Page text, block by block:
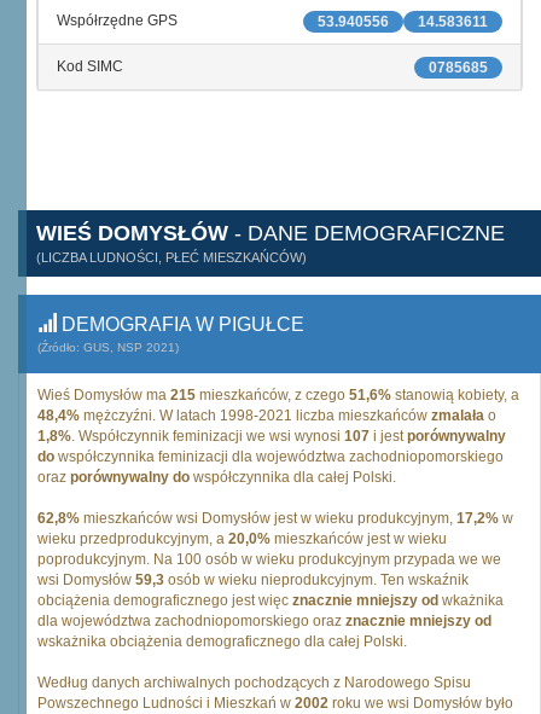
14.583611
53.940556
Współrzędne GPS
0785685
Kod SIMC
WIEŚ DOMYSŁÓW - DANE DEMOGRAFICZNE
(LICZBA LUDNOŚCI, PŁEĆ MIESZKAŃCÓW)
DEMOGRAFIA W PIGUŁCE
(Źródło: GUS, NSP 2021)
Wieś Domysłów ma 215 mieszkańców, z czego 51,6% stanowią kobiety, a
48,4% mężczyźni. W latach 1998-2021 liczba mieszkańców zmalała o
1,8%. Współczynnik feminizacji we wsi wynosi 107 i jestporównywalny
do współczynnika feminizacji dla województwa zachodniopomorskiego
oraz porównywalny do współczynnika dla całej Polski.
62,8% mieszkańców wsi Domysłów jest w wieku produkcyjnym, 17,2% w
wieku przedprodukcyjnym, a 20,0% mieszkańców jest w wieku
poprodukcyjnym. Na 100 osób w wieku produkcyjnym przypada we we
wsi Domysłów 59,3 osób w wieku nieprodukcyjnym. Ten wskaźnik
obciążenia demograficznego jest więc znacznie mniejszy od wkażnika
dla województwa zachodniopomorskiego oraz znacznie mniejszy od
wskażnika obciążenia demograficznego dla całej Polski.
Według danych archiwalnych pochodzących z Narodowego Spisu
Powszechnego Ludności i Mieszkań w 2002 roku we wsi Domysłów było